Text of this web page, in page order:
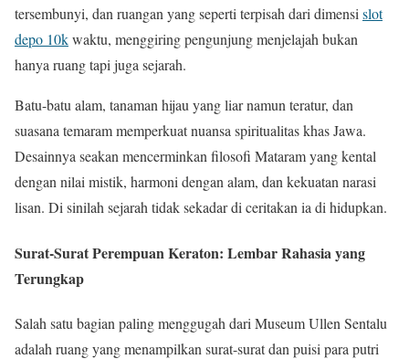
tersembunyi, dan ruangan yang seperti terpisah dari dimensislot
depo 10kwaktu, menggiring pengunjung menjelajah bukan
hanya ruang tapi juga sejarah.
Batu-batu alam, tanaman hijau yang liar namun teratur, dan
suasana temaram memperkuat nuansa spiritualitas khas Jawa.
Desainnya seakan mencerminkan filosofi Mataram yang kental
dengan nilai mistik, harmoni dengan alam, dan kekuatan narasi
lisan. Di sinilah sejarah tidak sekadar di ceritakan ia di hidupkan.
Surat-Surat Perempuan Keraton: Lembar Rahasia yang
Terungkap
Salah satu bagian paling menggugah dari Museum Ullen Sentalu
adalah ruang yang menampilkan surat-surat dan puisi para putri